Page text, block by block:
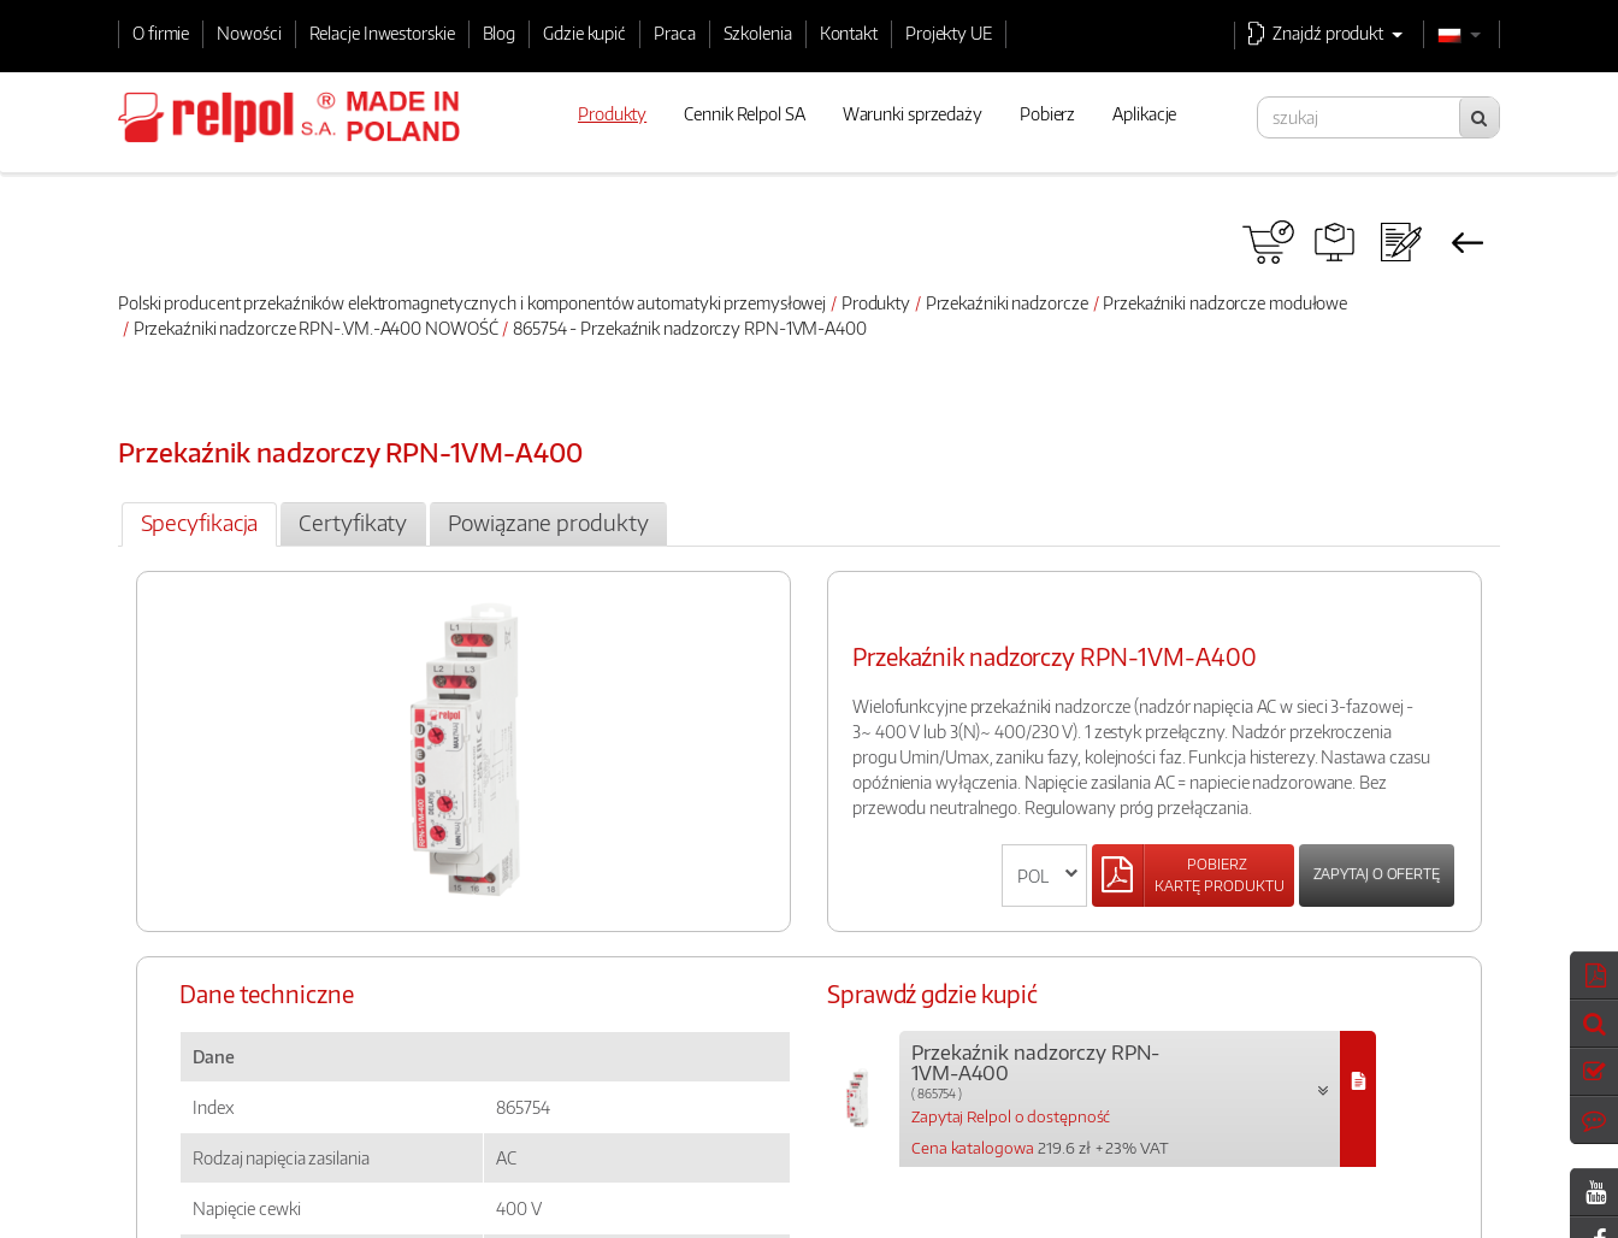
O firmie Nowości Relacje Inwestorskie Blog Gdzie kupić Praca Szkolenia Kontakt Projekty UE Znajdź produkt
Produkty Cennik Relpol SA Warunki sprzedaży Pobierz Aplikacje
Polski producent przekaźników elektromagnetycznych i komponentów automatyki przemysłowej Produkty Przekaźniki nadzorcze
Przekaźniki nadzorcze modułowe
Przekaźniki nadzorcze RPN-.VM.-A400 NOWOŚĆ
865754 - Przekaźnik nadzorczy RPN-1VM-A400
Przekaźnik nadzorczy RPN-1VM-A400
Specyfikacja Certyfikaty Powiązane produkty
Przekaźnik nadzorczy RPN-1VM-A400
Wielofunkcyjne przekaźniki nadzorcze (nadzór napięcia AC w sieci 3-fazowej -
3~ 400 V lub 3(N)~ 400/230 V). 1 zestyk przełączny. Nadzór przekroczenia
progu Umin/Umax, zaniku fazy, kolejności faz. Funkcja histerezy. Nastawa czasu
opóźnienia wyłączenia. Napięcie zasilania AC = napiecie nadzorowane. Bez
przewodu neutralnego. Regulowany próg przełączania.
POBIERZ
KARTĘ PRODUKTU
ZAPYTAJ O OFERTĘ
Dane techniczne
Dane
Index 865754
Rodzaj napięcia zasilania AC
Napięcie cewki 400 V
Sprawdź gdzie kupić
Przekaźnik nadzorczy RPN-
1VM-A400
( 865754 )
Zapytaj Relpol o dostępność
Cena katalogowa 219.6 zł + 23% VAT